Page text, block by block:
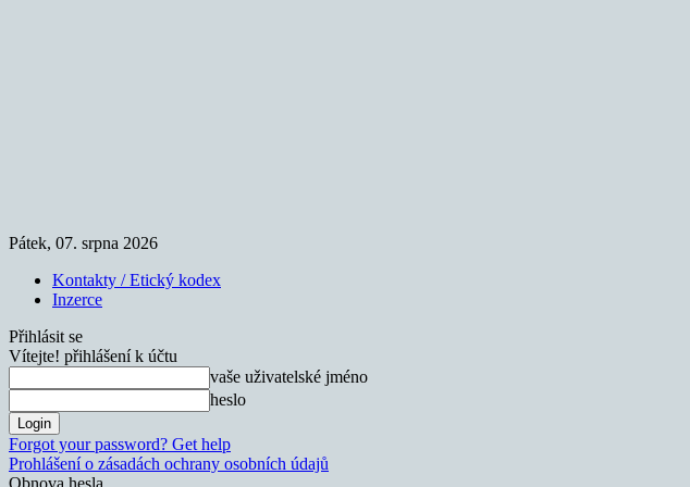
Pátek, 07. srpna 2026
Kontakty / Etický kodex
Inzerce
Přihlásit se
Vítejte! přihlášení k účtu
vaše uživatelské jméno
heslo
Forgot your password? Get help
Prohlášení o zásadách ochrany osobních údajů
Obnova hesla